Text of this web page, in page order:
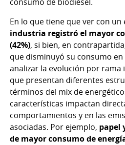
En lo que tiene que ver con
industria registró el mayor
(42%), si bien, en
que disminuyó su consumo
analizar la evolución por rama
que presentan diferentes
términos del mix de
características impactan
comportamientos y en las
asociadas. Por ejemplo, papel
de mayor consumo de